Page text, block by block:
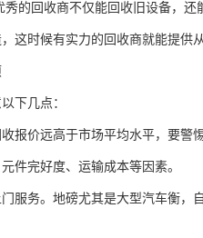
秀的回收商不仅能回收旧设备，还
这时候有实力的回收商就能提供
下几点：
报价远高于市场平均水平，要
件完好度、运输成本等因素。
服务。地磅尤其是大型汽车衡